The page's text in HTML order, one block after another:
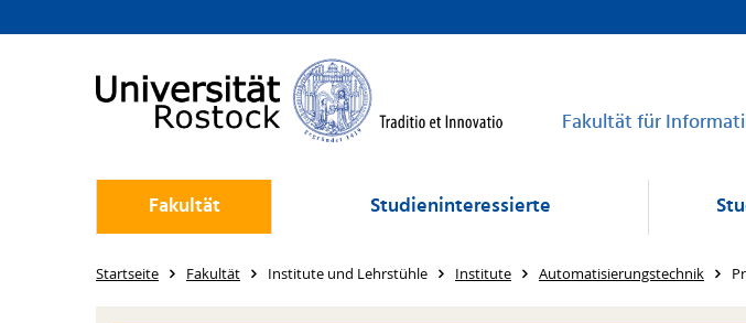
Fakultät für
Fakultät Studieninteressierte
Startseite Fakultät Institute und Lehrstühle Institute Automatisierungstechnik